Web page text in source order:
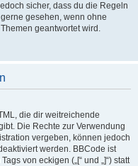
sicher, dass du die Regeln
gesehen, wenn ohne
geantwortet wird.
die dir weitreichende
Die Rechte zur Verwendung
vergeben, können jedoch
werden. BBCode ist
von eckigen („[“ und „]“) statt